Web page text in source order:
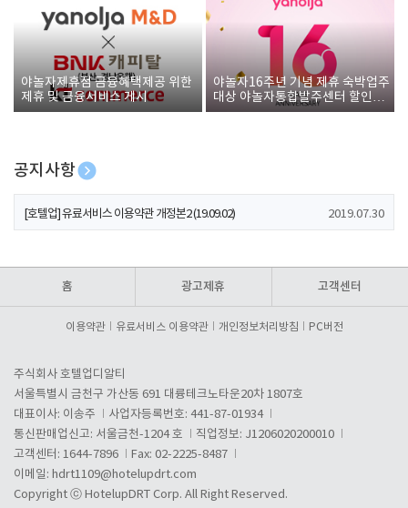
야놀자제휴점 금융혜택제공 위한
제휴 및 금융서비스 게시
야놀자16주년 기념 제휴 숙박업주
대상 야놀자통합발주센터 할인쿠
폰 증정
공지사항
[호텔업] 개인정보 처리방침 개정본1 (19.09.02)
[호텔업] 유료서비스 이용약관 개정본2 (19.09.02) 2019.07.30
홈 광고제휴 고객센터
이용약관 유료서비스 이용약관 개인정보처리방침 PC버전
주식회사 호텔업디알티
서울특별시 금천구 가산동 691 대륭테크노타운20차 1807호
대표이사: 이송주
사업자등록번호: 441-87-01934
통신판매업신고: 서울금천-1204 호
직업정보: J1206020200010
고객센터: 1644-7896
Fax: 02-2225-8487
이메일: hdrt1109@hotelupdrt.com
Copyright ⓒ HotelupDRT Corp. All Right Reserved.